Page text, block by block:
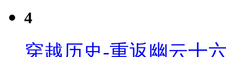
4
穿越历史-重返幽云十